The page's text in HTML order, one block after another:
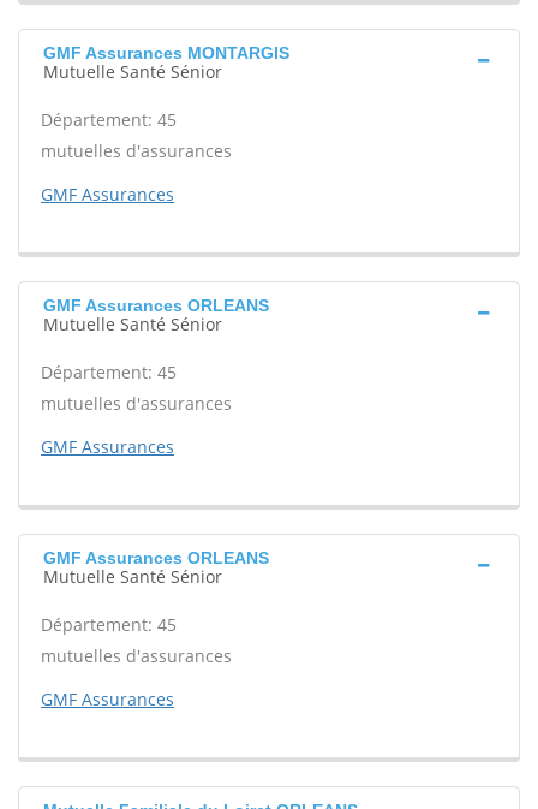
GMF Assurances MONTARGIS
Mutuelle Santé Sénior
Département: 45
mutuelles d'assurances
GMF Assurances
GMF Assurances ORLEANS
Mutuelle Santé Sénior
Département: 45
mutuelles d'assurances
GMF Assurances
GMF Assurances ORLEANS
Mutuelle Santé Sénior
Département: 45
mutuelles d'assurances
GMF Assurances